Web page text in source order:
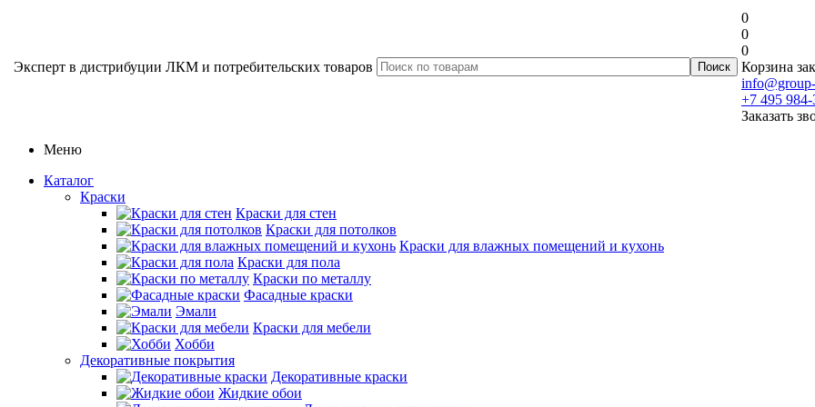
Эксперт в дистрибуции ЛКМ и потребительских товаров
0
0
0
Корзина
+7 495
Заказать
Меню
Каталог
Краски
Краски для стен
Краски для потолков
Краски для влажных помещений и кухонь
Краски для пола
Краски по металлу
Фасадные краски
Эмали
Краски для мебели
Хобби
Декоративные покрытия
Декоративные краски
Жидкие обои